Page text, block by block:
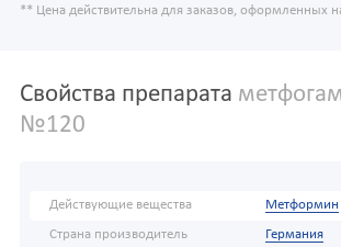
** Цена действительна для заказов, оформленных
Свойства препарата
№120
Действующие вещества Метформин
Страна производитель Германия